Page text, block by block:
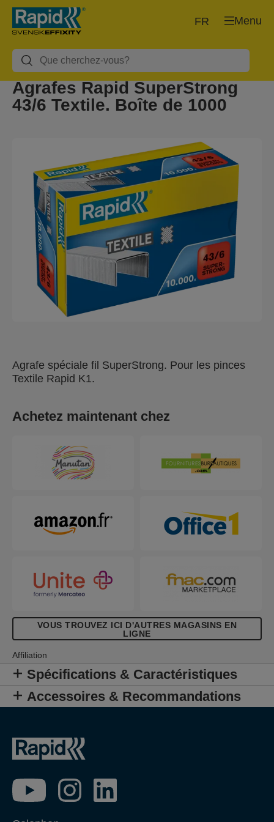
Menu
FR
Agrafes Rapid SuperStrong
43/6 Textile. Boîte de 1000
Agrafe spéciale fil SuperStrong. Pour les pinces
Textile Rapid K1.
Achetez maintenant chez
VOUS TROUVEZ ICI D'AUTRES MAGASINS EN
LIGNE
Affiliation
Spécifications & Caractéristiques
Accessoires & Recommandations